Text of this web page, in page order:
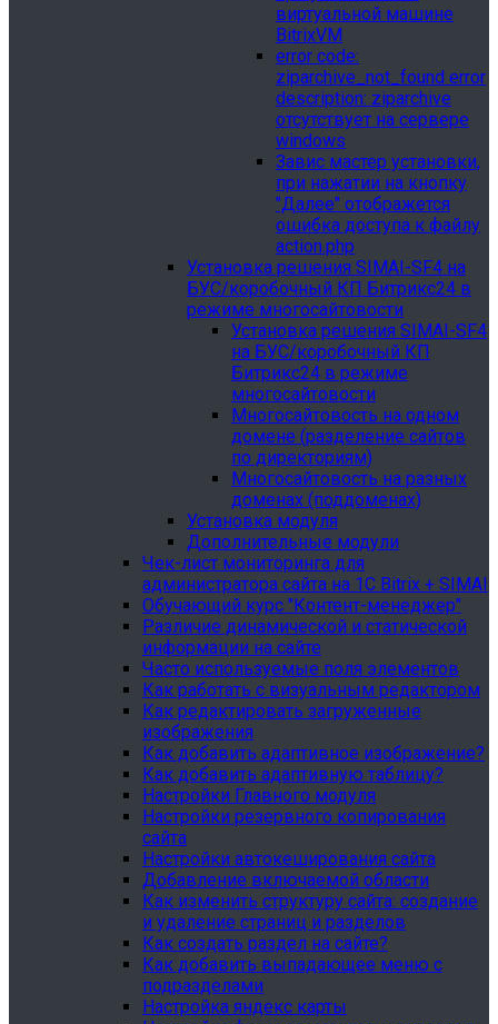
виртуальной машине
BitrixVM
error сode:
ziparchive_not_found error
description: ziparchive
отсутствует на сервере
windows
Завис мастер установки,
при нажатии на кнопку
"Далее" отображется
ошибка доступа к файлу
action.php
Установка решения SIMAI-SF4 на
БУС/коробочный КП Битрикс24 в
режиме многосайтовости
Установка решения SIMAI-SF4
на БУС/коробочный КП
Битрикс24 в режиме
многосайтовости
Многосайтовость на одном
домене (разделение сайтов
по директориям)
Многосайтовость на разных
доменах (поддоменах)
Установка модуля
Дополнительные модули
Чек-лист мониторинга для
администратора сайта на 1С Bitrix + SIMAI
Обучающий курс "Контент-менеджер"
Различие динамической и статической
информации на сайте
Часто используемые поля элементов
Как работать с визуальным редактором
Как редактировать загруженные
изображения
Как добавить адаптивное изображение?
Как добавить адаптивную таблицу?
Настройки Главного модуля
Настройки резервного копирования
сайта
Настройки автокеширования сайта
Добавление включаемой области
Как изменить структуру сайта: создание
и удаление страниц и разделов
Как создать раздел на сайте?
Как добавить выпадающее меню с
подразделами
Настройка яндекс карты